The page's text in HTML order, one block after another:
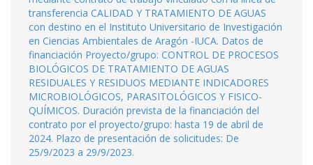
transferencia CALIDAD Y TRATAMIENTO DE AGUAS
con destino en el Instituto Universitario de Investigación
en Ciencias Ambientales de Aragón -IUCA. Datos de
financiación Proyecto/grupo: CONTROL DE PROCESOS
BIOLÓGICOS DE TRATAMIENTO DE AGUAS
RESIDUALES Y RESIDUOS MEDIANTE INDICADORES
MICROBIOLÓGICOS, PARASITOLÓGICOS Y FISICO-
QUÍMICOS. Duración prevista de la financiación del
contrato por el proyecto/grupo: hasta 19 de abril de
2024. Plazo de presentación de solicitudes: De
25/9/2023 a 29/9/2023.